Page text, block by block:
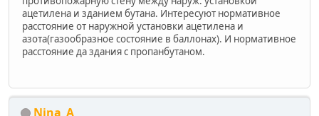
ацетилена и зданием бутана. Интересуют нормативное
расстояние от наружной установки ацетилена и
азота(газообразное состояние в баллонах). И нормативное
расстояние да здания с пропанбутаном.
Nina_A